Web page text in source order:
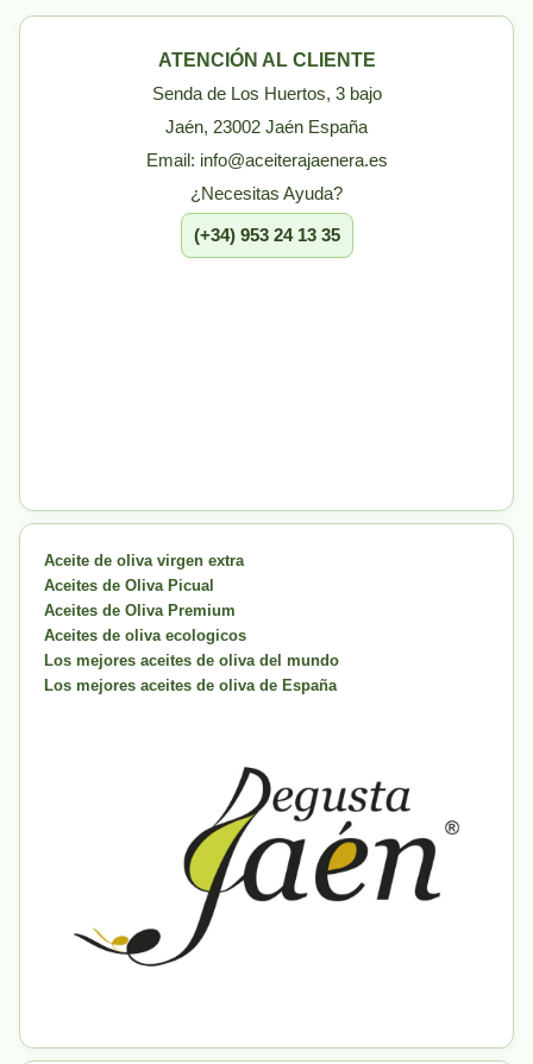
ATENCIÓN AL CLIENTE
Senda de Los Huertos, 3 bajo
Jaén, 23002 Jaén España
Email: info@aceiterajaenera.es
¿Necesitas Ayuda?
(+34) 953 24 13 35
Aceite de oliva virgen extra
Aceites de Oliva Picual
Aceites de Oliva Premium
Aceites de oliva ecologicos
Los mejores aceites de oliva del mundo
Los mejores aceites de oliva de España